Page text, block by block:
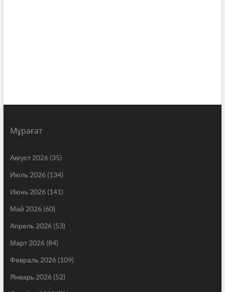
Мұрағат
Август 2026(35)
Июль 2026(134)
Июнь 2026(141)
Май 2026(60)
Апрель 2026(53)
Март 2026(84)
Февраль 2026(109)
Январь 2026(52)